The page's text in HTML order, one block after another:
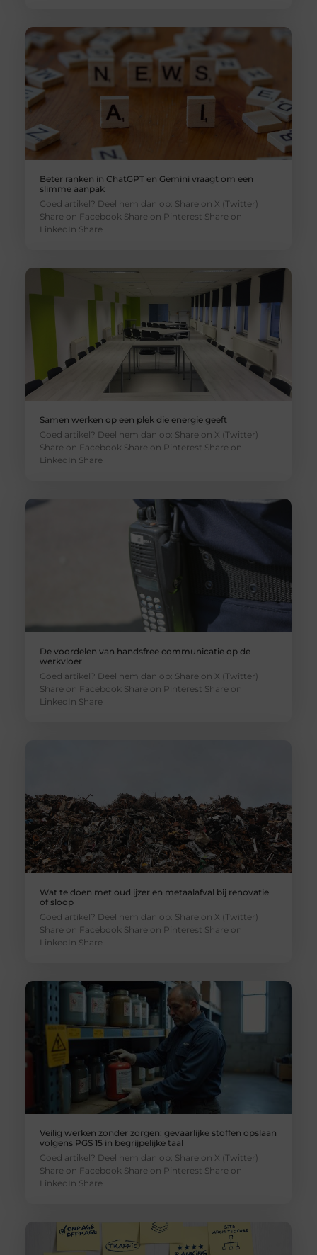
Beter ranken in ChatGPT en Gemini vraagt om een
slimme aanpak
Goed artikel? Deel hem dan op: Share on X (Twitter)
Share on Facebook Share on Pinterest Share on
LinkedIn Share
Samen werken op een plek die energie geeft
Goed artikel? Deel hem dan op: Share on X (Twitter)
Share on Facebook Share on Pinterest Share on
LinkedIn Share
De voordelen van handsfree communicatie op de
werkvloer
Goed artikel? Deel hem dan op: Share on X (Twitter)
Share on Facebook Share on Pinterest Share on
LinkedIn Share
Wat te doen met oud ijzer en metaalafval bij renovatie
of sloop
Goed artikel? Deel hem dan op: Share on X (Twitter)
Share on Facebook Share on Pinterest Share on
LinkedIn Share
Veilig werken zonder zorgen: gevaarlijke stoffen opslaan
volgens PGS 15 in begrijpelijke taal
Goed artikel? Deel hem dan op: Share on X (Twitter)
Share on Facebook Share on Pinterest Share on
LinkedIn Share